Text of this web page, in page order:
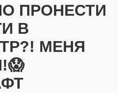
ПРОНЕСТИ
В
МЕНЯ